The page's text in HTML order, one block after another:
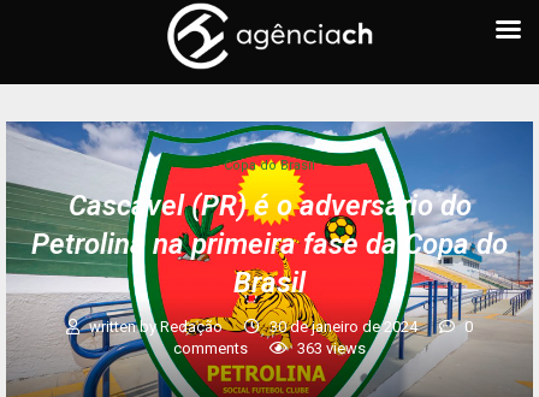
Copa do Brasil
Cascavel (PR) é o adversário do
Petrolina na primeira fase da Copa do
Brasil
written byRedação 30 de janeiro de 2024
0
comments
363 views